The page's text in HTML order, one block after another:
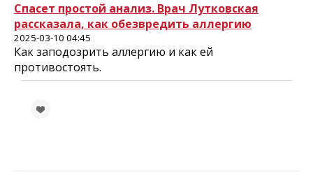
Спасет простой анализ. Врач Лутковская
рассказала, как обезвредить аллергию
2025-03-10 04:45
Как заподозрить аллергию и как ей
противостоять.